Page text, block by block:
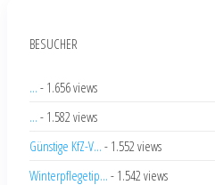
BESUCHER
... - 1.656 views
... - 1.582 views
Günstige KfZ-V... - 1.552 views
Winterpflegetip... - 1.542 views